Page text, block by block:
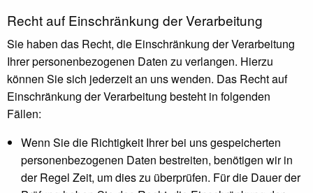
Recht auf Einschränkung der Verarbeitung
Sie haben das Recht, die Einschränkung der Verarbeitung
Ihrer personenbezogenen Daten zu verlangen. Hierzu
können Sie sich jederzeit an uns wenden. Das Recht auf
Einschränkung der Verarbeitung besteht in folgenden
Fällen:
Wenn Sie die Richtigkeit Ihrer bei uns gespeicherten
personenbezogenen Daten bestreiten, benötigen wir in
der Regel Zeit, um dies zu überprüfen. Für die Dauer der